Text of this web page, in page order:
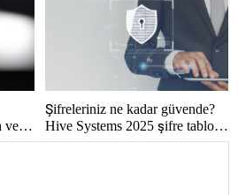
ve
Şifreleriniz ne kadar güvende?
Hive Systems 2025 şifre tablosu
hackerların hızını gözler önüne